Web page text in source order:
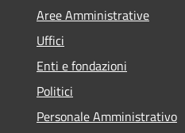
Aree Amministrative
Uffici
Enti e fondazioni
Politici
Personale Amministrativo